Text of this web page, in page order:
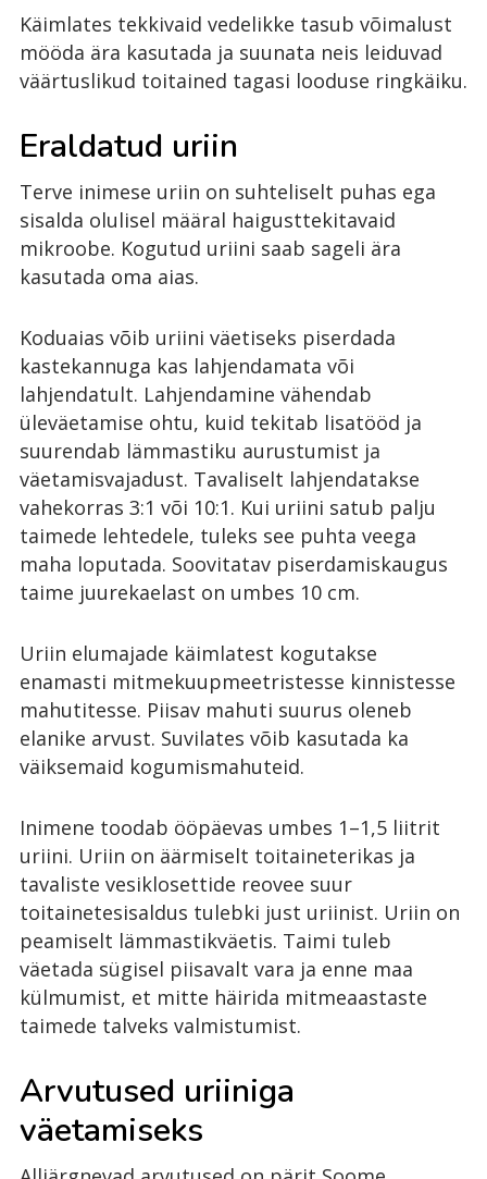
Käimlates tekkivaid vedelikke tasub võimalust
mööda ära kasutada ja suunata neis leiduvad
väärtuslikud toitained tagasi looduse ringkäiku.
Eraldatud uriin
Terve inimese uriin on suhteliselt puhas ega
sisalda olulisel määral haigusttekitavaid
mikroobe. Kogutud uriini saab sageli ära
kasutada oma aias.
Koduaias võib uriini väetiseks piserdada
kastekannuga kas lahjendamata või
lahjendatult. Lahjendamine vähendab
üleväetamise ohtu, kuid tekitab lisatööd ja
suurendab lämmastiku aurustumist ja
väetamisvajadust. Tavaliselt lahjendatakse
vahekorras 3:1 või 10:1. Kui uriini satub palju
taimede lehtedele, tuleks see puhta veega
maha loputada. Soovitatav piserdamiskaugus
taime juurekaelast on umbes 10 cm.
Uriin elumajade käimlatest kogutakse
enamasti mitmekuupmeetristesse kinnistesse
mahutitesse. Piisav mahuti suurus oleneb
elanike arvust. Suvilates võib kasutada ka
väiksemaid kogumismahuteid.
Inimene toodab ööpäevas umbes 1–1,5 liitrit
uriini. Uriin on äärmiselt toitaineterikas ja
tavaliste vesiklosettide reovee suur
toitainetesisaldus tulebki just uriinist. Uriin on
peamiselt lämmastikväetis. Taimi tuleb
väetada sügisel piisavalt vara ja enne maa
külmumist, et mitte häirida mitmeaastaste
taimede talveks valmistumist.
Arvutused uriiniga
väetamiseks